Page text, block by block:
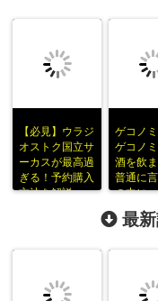
【必見】ウラジ
オストク国立サ
ーカスが最高過
ぎる！予約購入
方法を解説
ゲコノ
ゲコノ
酒を飲
普通に
の中に
最新